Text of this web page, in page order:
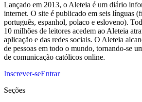
Lançado em 2013, o Aleteia é um diário
internet. O site é publicado em seis línguas
português, espanhol, polaco e esloveno).
10 milhões de leitores acedem ao Aleteia
aplicação e das redes sociais. O Aleteia
de pessoas em todo o mundo, tornando-se
de comunicação católicos online.
Inscrever-seEntrar
Seções